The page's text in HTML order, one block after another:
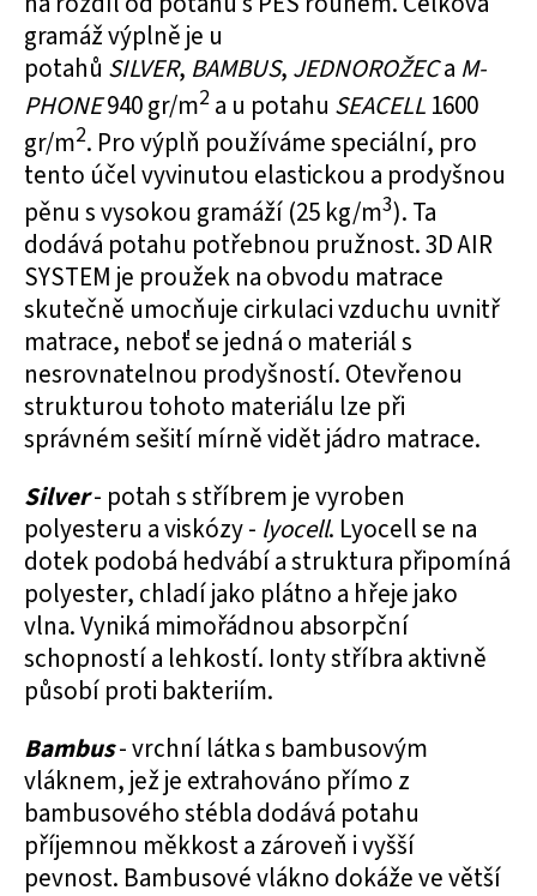
gramáž výplně je u
potahů SILVER, BAMBUS, JEDNOROŽECa M-
PHONE940 gr/m2 a u potahu SEACELL 1600
gr/m2. Pro výplň používáme speciální, pro
tento účel vyvinutou elastickou a prodyšnou
pěnu s vysokou gramáží (25 kg/m3). Ta
dodává potahu potřebnou pružnost. 3D AIR
SYSTEM je proužek na obvodu matrace
skutečně umocňuje cirkulaci vzduchu uvnitř
matrace, neboť se jedná o materiál s
nesrovnatelnou prodyšností. Otevřenou
strukturou tohoto materiálu lze při
správném sešití mírně vidět jádro matrace.
Silver- potah s stříbrem je vyroben
polyesteru a viskózy - lyocell. Lyocell se na
dotek podobá hedvábí a struktura připomíná
polyester, chladí jako plátno a hřeje jako
vlna. Vyniká mimořádnou absorpční
schopností a lehkostí. Ionty stříbra aktivně
působí proti bakteriím.
Bambus- vrchní látka s bambusovým
vláknem, jež je extrahováno přímo z
bambusového stébla dodává potahu
příjemnou měkkost a zároveň i vyšší
pevnost. Bambusové vlákno dokáže ve větší